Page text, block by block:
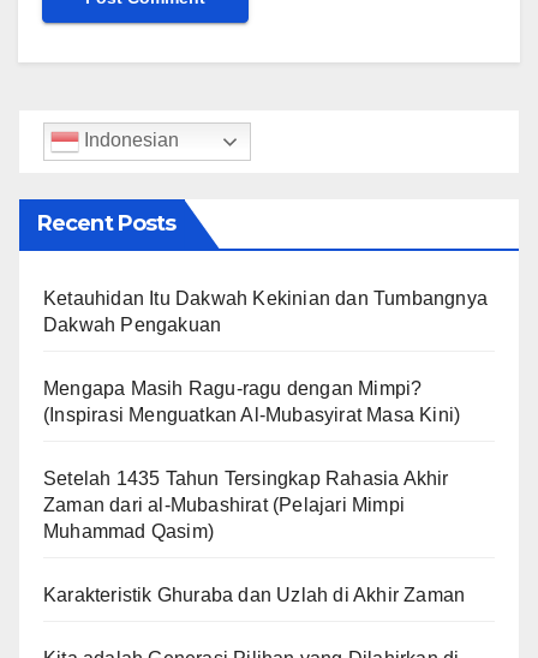
Indonesian
Recent Posts
Ketauhidan Itu Dakwah Kekinian dan Tumbangnya
Dakwah Pengakuan
Mengapa Masih Ragu-ragu dengan Mimpi?
(Inspirasi Menguatkan Al-Mubasyirat Masa Kini)
Setelah 1435 Tahun Tersingkap Rahasia Akhir
Zaman dari al-Mubashirat (Pelajari Mimpi
Muhammad Qasim)
Karakteristik Ghuraba dan Uzlah di Akhir Zaman